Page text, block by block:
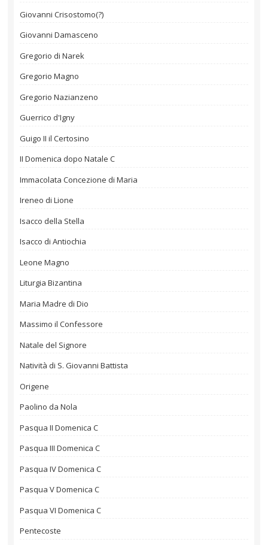
Giovanni Crisostomo(?)
Giovanni Damasceno
Gregorio di Narek
Gregorio Magno
Gregorio Nazianzeno
Guerrico d'Igny
Guigo II il Certosino
II Domenica dopo Natale C
Immacolata Concezione di Maria
Ireneo di Lione
Isacco della Stella
Isacco di Antiochia
Leone Magno
Liturgia Bizantina
Maria Madre di Dio
Massimo il Confessore
Natale del Signore
Natività di S. Giovanni Battista
Origene
Paolino da Nola
Pasqua II Domenica C
Pasqua III Domenica C
Pasqua IV Domenica C
Pasqua V Domenica C
Pasqua VI Domenica C
Pentecoste